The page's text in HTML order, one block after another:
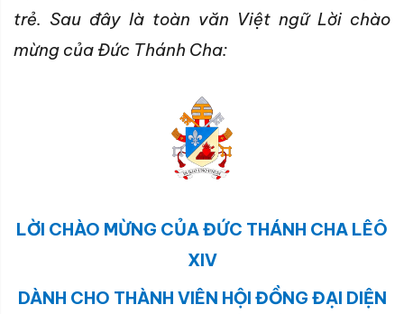
trẻ. Sau đây là toàn văn Việt ngữ Lời chào
mừng của Đức Thánh Cha:
LỜI CHÀO MỪNG CỦA ĐỨC THÁNH CHA LÊÔ
XIV
DÀNH CHO THÀNH VIÊN HỘI ĐỒNG ĐẠI DIỆN